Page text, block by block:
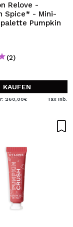
Relove -
Spice* - Mini-
Pumpkin
(2)
KAUFEN
260,00€ Tax Inb.